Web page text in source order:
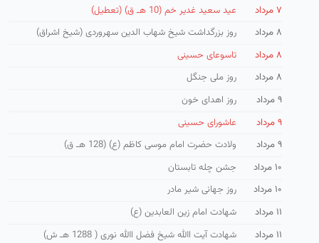
۷ مرداد
عید سعید غدیر خم (10 هـ ق) (تعطیل)
۸ مرداد
روز بزرگداشت شیخ شهاب الدین سهروردی (شیخ اشراق)
۸ مرداد
تاسوعای حسینی
۸ مرداد
روز ملی جنگل
۹ مرداد
روز اهدای خون
۹ مرداد
عاشورای حسینی
۹ مرداد
ولادت حضرت امام موسی كاظم (ع) (128 هـ ق)
۱۰ مرداد
جشن چله تابستان
۱۰ مرداد
روز جهانی شیر مادر
۱۱ مرداد
شهادت امام زین العابدین (ع)
۱۱ مرداد
شهادت آیت االله شیخ فضل االله نوری ( 1288 هـ ش)